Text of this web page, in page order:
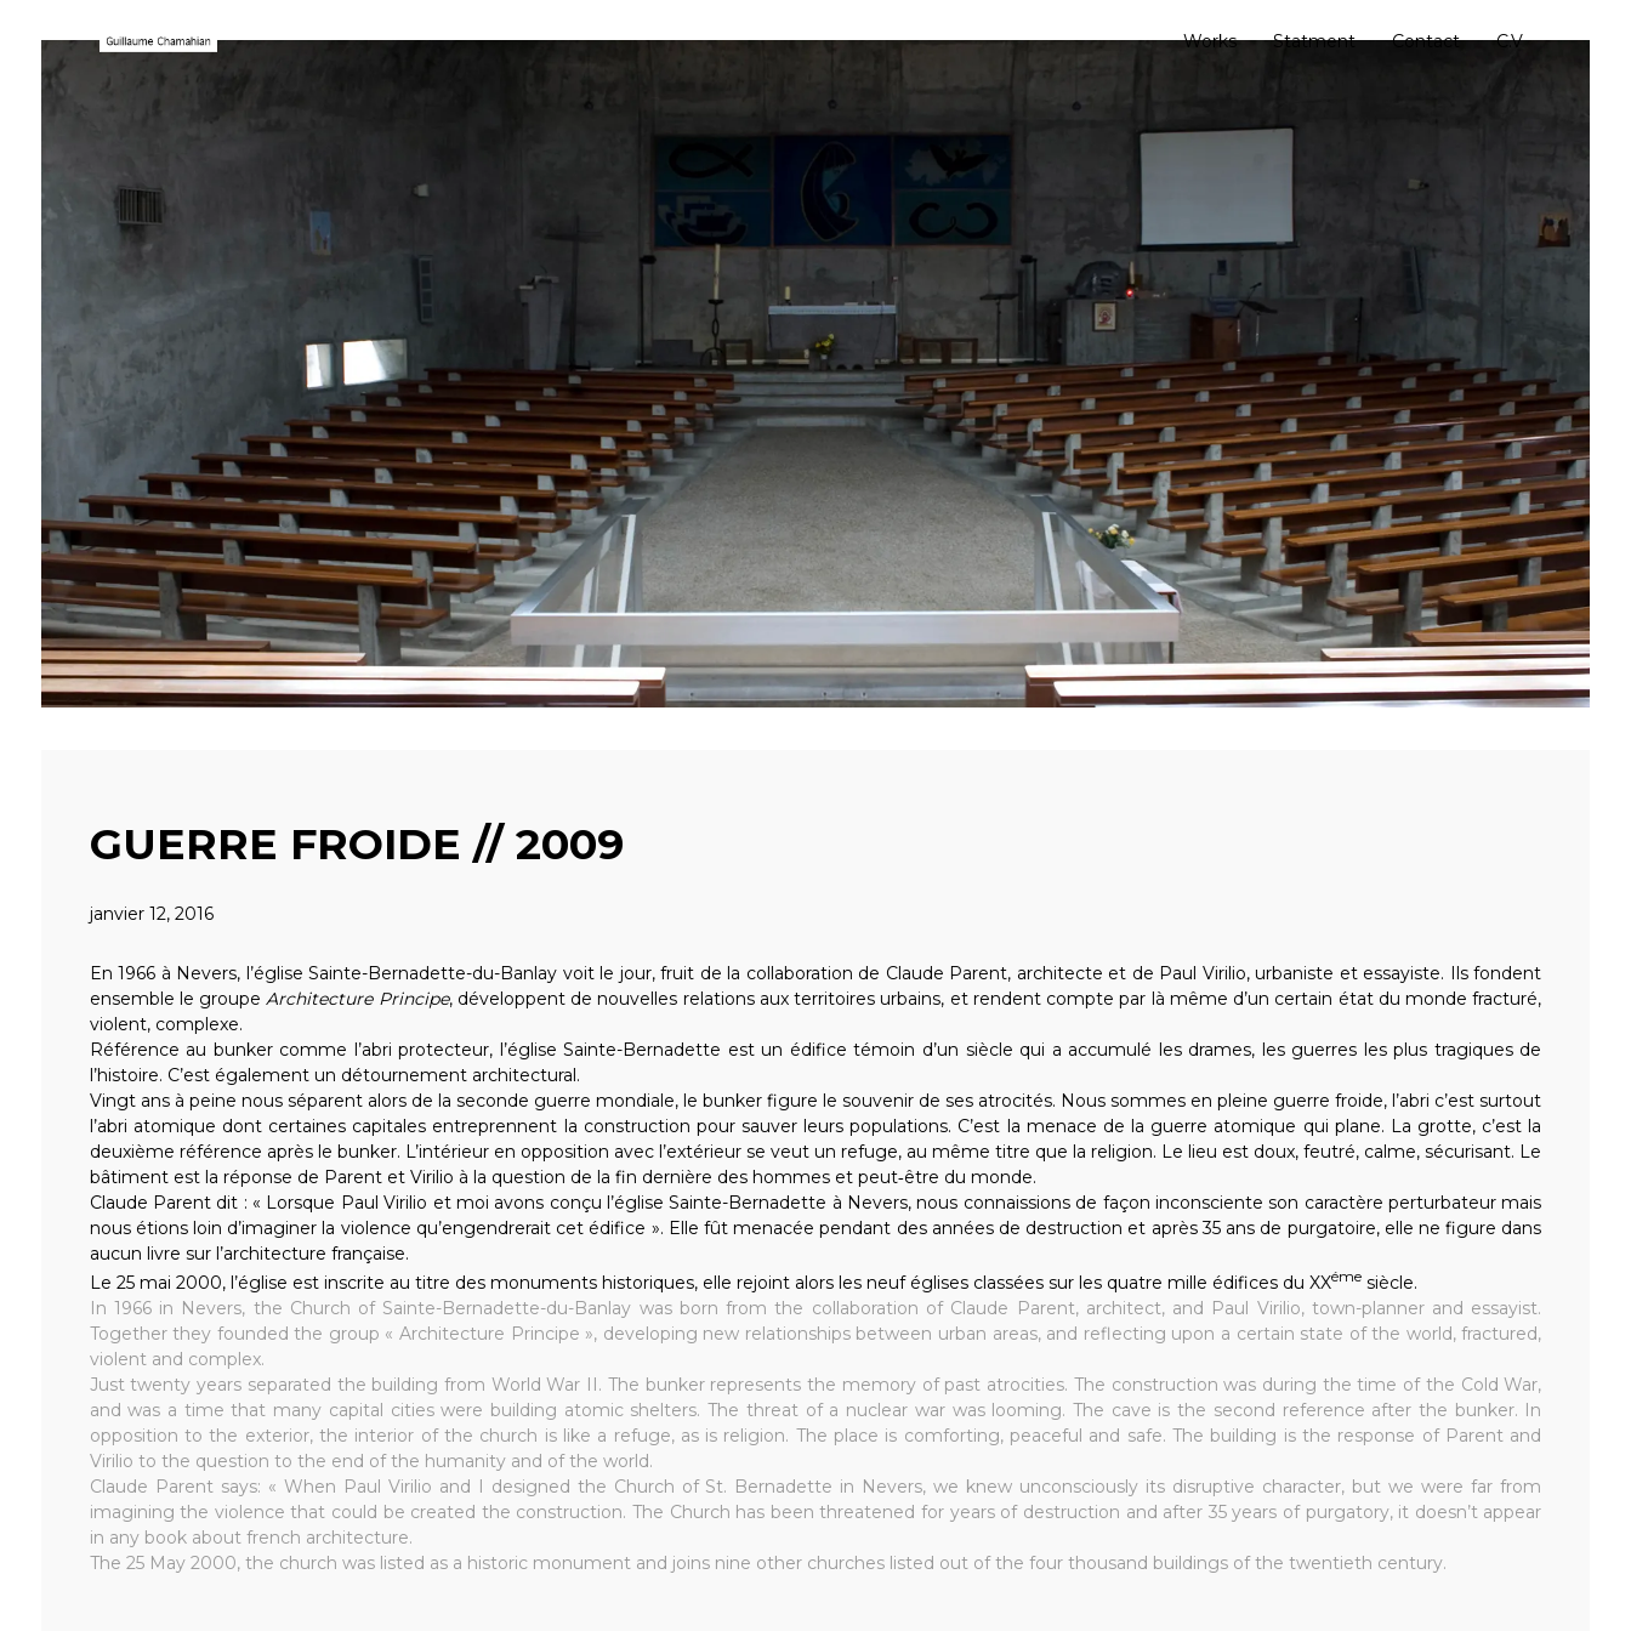
Works Statment Contact C.V
GUERRE FROIDE // 2009
janvier 12, 2016
En 1966 à Nevers, l’église Sainte-Bernadette-du-Banlay voit le jour, fruit de la collaboration de Claude Parent, architecte et de Paul Virilio, urbaniste et essayiste. Ils fondent
ensemble le groupeArchitecture Principe, développent de nouvelles relations aux territoires urbains, et rendent compte par là même d’un certain état du monde fracturé,
violent, complexe.
Référence au bunker comme l’abri protecteur, l’église Sainte-Bernadette est un édifice témoin d’un siècle qui a accumulé les drames, les guerres les plus tragiques de
l’histoire. C’est également un détournement architectural.
Vingt ans à peine nous séparent alors de la seconde guerre mondiale, le bunker figure le souvenir de ses atrocités. Nous sommes en pleine guerre froide, l’abri c’est surtout
l’abri atomique dont certaines capitales entreprennent la construction pour sauver leurs populations. C’est la menace de la guerre atomique qui plane. La grotte, c’est la
deuxième référence après le bunker. L’intérieur en opposition avec l’extérieur se veut un refuge, au même titre que la religion. Le lieu est doux, feutré, calme, sécurisant. Le
bâtiment est la réponse de Parent et Virilio à la question de la fin dernière des hommes et peut‐être du monde.
Claude Parent dit : « Lorsque Paul Virilio et moi avons conçu l’église Sainte-Bernadette à Nevers, nous connaissions de façon inconsciente son caractère perturbateur mais
nous étions loin d’imaginer la violence qu’engendrerait cet édifice ». Elle fût menacée pendant des années de destruction et après 35 ans de purgatoire, elle ne figure dans
aucun livre sur l’architecture française.
Le 25 mai 2000, l’église est inscrite au titre des monuments historiques, elle rejoint alors les neuf églises classées sur les quatre mille édifices du XXémesiècle.
In 1966 in Nevers, the Church of Sainte-Bernadette-du-Banlay was born from the collaboration of Claude Parent, architect, and Paul Virilio, town-planner and essayist.
Together they founded the group « Architecture Principe », developing new relationships between urban areas, and reflecting upon a certain state of the world, fractured,
violent and complex.
Just twenty years separated the building from World War II. The bunker represents the memory of past atrocities. The construction was during the time of the Cold War,
and was a time that many capital cities were building atomic shelters. The threat of a nuclear war was looming. The cave is the second reference after the bunker. In
opposition to the exterior, the interior of the church is like a refuge, as is religion. The place is comforting, peaceful and safe. The building is the response of Parent and
Virilio to the question to the end of the humanity and of the world.
Claude Parent says: « When Paul Virilio and I designed the Church of St. Bernadette in Nevers, we knew unconsciously its disruptive character, but we were far from
imagining the violence that could be created the construction. The Church has been threatened for years of destruction and after 35 years of purgatory, it doesn’t appear
in any book about french architecture.
The 25 May 2000, the church was listed as a historic monument and joins nine other churches listed out of the four thousand buildings of the twentieth century.